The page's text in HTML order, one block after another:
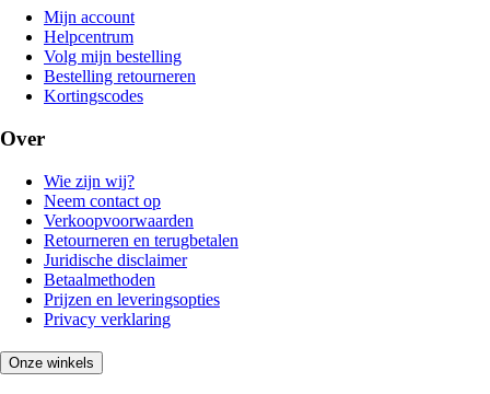
Mijn account
Helpcentrum
Volg mijn bestelling
Bestelling retourneren
Kortingscodes
Over
Wie zijn wij?
Neem contact op
Verkoopvoorwaarden
Retourneren en terugbetalen
Juridische disclaimer
Betaalmethoden
Prijzen en leveringsopties
Privacy verklaring
Onze winkels